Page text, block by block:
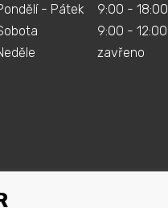
- Pátek
9:00 - 18:00
9:00 - 12:00
zavřeno